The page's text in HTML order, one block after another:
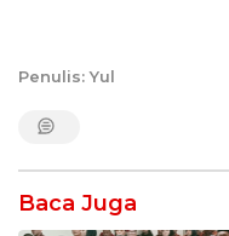
Penulis: Yul
Baca Juga